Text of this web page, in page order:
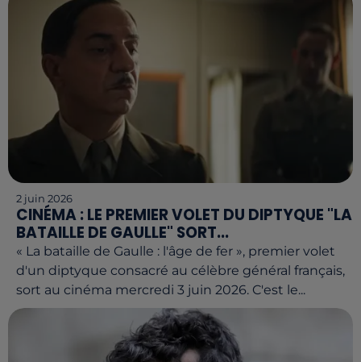
2 juin 2026
CINÉMA : LE PREMIER VOLET DU DIPTYQUE "LA
BATAILLE DE GAULLE" SORT...
« La bataille de Gaulle : l'âge de fer », premier volet
d'un diptyque consacré au célèbre général français,
sort au cinéma mercredi 3 juin 2026. C'est le...